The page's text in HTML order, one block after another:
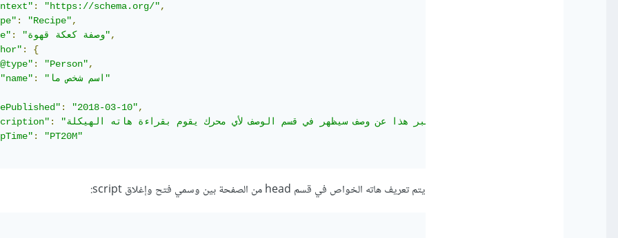
: "https://schema.org/",
: "Recipe",
: "وصفة كعكة قهوة",
:
{
: "Person",
"name" :
"اسم شخص ما"
: "2018-03-10",
:
:
"PT20M"
يتم تعريف هاته الخواص في قسم head من الصفحة بين وسمي فتح وإغلاق script: